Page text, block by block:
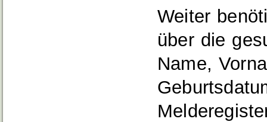
Weiter
über die
Name,